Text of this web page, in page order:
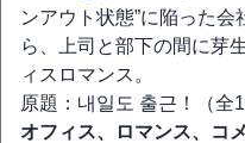
ンアウト状態”に陥った
ら、上司と部下の間に芽
ィスロマンス。
原題：내일도 출근！（全
オフィス、ロマンス、コ